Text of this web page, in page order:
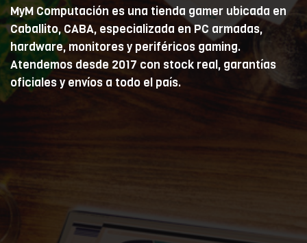
MyM Computación es una tienda gamer ubicada en
Caballito, CABA, especializada en PC armadas,
hardware, monitores y periféricos gaming.
Atendemos desde 2017 con stock real, garantías
oficiales y envíos a todo el país.